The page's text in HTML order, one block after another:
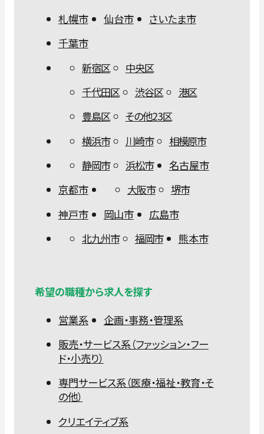
札幌市 仙台市
さいたま市
千葉市
新宿区
中央区
千代田区
渋谷区
港区
豊島区
その他23区
横浜市
川崎市
相模原市
静岡市
浜松市
名古屋市
京都市
大阪市
堺市
神戸市
岡山市
広島市
北九州市
福岡市 熊本市
希望の職種から求人を探す
営業系
企画・事務・管理系
販売・サービス系（ファッション・フー
ド・小売り）
専門サービス系（医療・福祉・教育・そ
の他）
クリエイティブ系